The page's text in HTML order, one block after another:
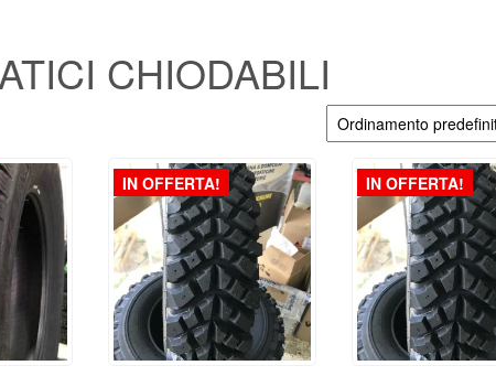
CHIODABILI
IN OFFERTA! IN OFFERTA!